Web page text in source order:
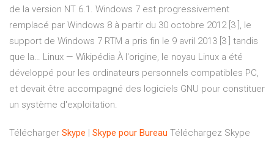
de la version NT 6.1. Windows 7 est progressivement
remplacé par Windows 8 à partir du 30 octobre 2012 [3 ], le
support de Windows 7 RTM a pris fin le 9 avril 2013 [3 ] tandis
que la… Linux — Wikipédia À l'origine, le noyau Linux a été
développé pour les ordinateurs personnels compatibles PC,
et devait être accompagné des logiciels GNU pour constituer
un système d'exploitation.
Télécharger Skype Skype pour Bureau Téléchargez Skype